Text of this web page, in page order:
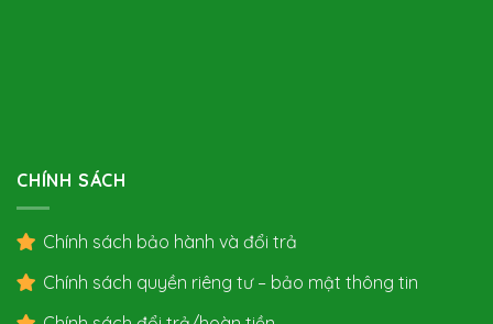
CHÍNH SÁCH
Chính sách bảo hành và đổi trả
Chính sách quyền riêng tư – bảo mật thông tin